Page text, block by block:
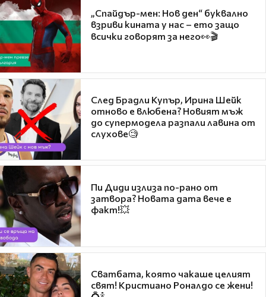
„Спайдър-мен: Нов ден“ буквално
взриви кината у нас – ето защо
всички говорят за него👀🎬
След Брадли Купър, Ирина Шейк
отново е влюбена? Новият мъж
до супермодела разпали лавина от
слухове🧐
Пи Диди излиза по-рано от
затвора? Новата дата вече е
факт!💥
Сватбата, която чакаше целият
свят! Кристиано Роналдо се жени!